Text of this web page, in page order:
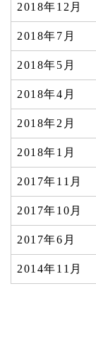
2018年12月
2018年7月
2018年5月
2018年4月
2018年2月
2018年1月
2017年11月
2017年10月
2017年6月
2014年11月